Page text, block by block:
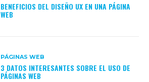
BENEFICIOS DEL DISEÑO UX EN UNA PÁGINA
WEB
PÁGINAS WEB
3 DATOS INTERESANTES SOBRE EL USO DE
PÁGINAS WEB